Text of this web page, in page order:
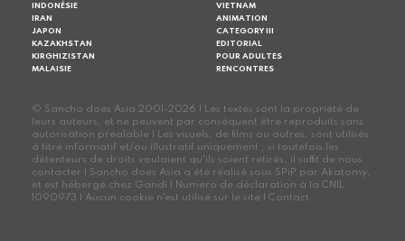
INDONÉSIE
IRAN
JAPON
KAZAKHSTAN
KIRGHIZISTAN
MALAISIE
VIETNAM
ANIMATION
CATEGORY III
EDITORIAL
POUR ADULTES
RENCONTRES
© Sancho does Asia 2001-2026 | Les textes sont la propriété de
leurs auteurs, et ne peuvent par conséquent être reproduits sans
autorisation préalable | Les visuels, de films ou autres, sont utilisés
à titre informatif et/ou illustratif uniquement ; si toutefois les
détenteurs de droits voulaient qu'ils soient retirés, il suffit de nous
contacter | Sancho does Asia a été réalisé sous SPiP par Akatomy,
et est hébergé chez Gandi | Numéro de déclaration à la CNIL :
1090973 | Aucun cookie n'est utilisé sur le site | Contact